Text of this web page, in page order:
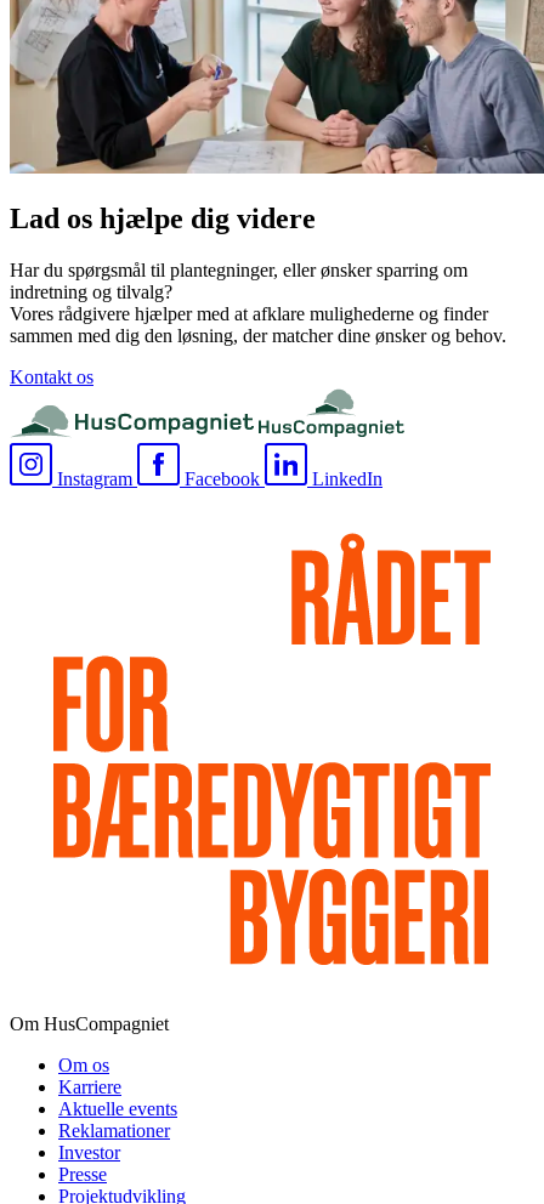
Lad os hjælpe dig videre
Har du spørgsmål til plantegninger, eller ønsker sparring om
indretning og tilvalg?
Vores rådgivere hjælper med at afklare mulighederne og finder
sammen med dig den løsning, der matcher dine ønsker og behov.
Kontakt os
Instagram Facebook LinkedIn
Om HusCompagniet
Om os
Karriere
Aktuelle events
Reklamationer
Investor
Presse
Projektudvikling